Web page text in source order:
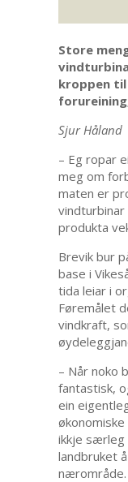
Store
kroppen til
Sjur Håland
– Eg ropar
meg om
maten er
vindturbinar
produkta
Brevik bur
base i
tida leiar i
Føremålet
vindkraft,
– Når noko
fantastisk,
ein
ikkje særleg
landbruket
nærområde.